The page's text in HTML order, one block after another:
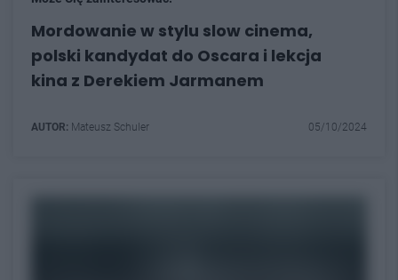
Mordowanie w stylu slow cinema,
polski kandydat do Oscara i lekcja
kina z Derekiem Jarmanem
AUTOR: Mateusz Schuler 05/10/2024